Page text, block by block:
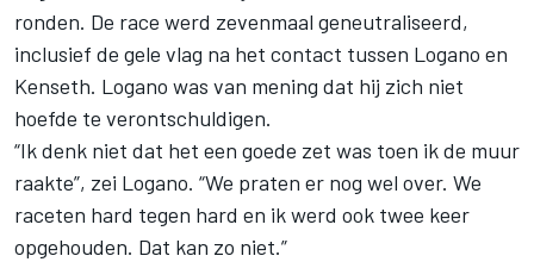
ronden. De race werd zevenmaal geneutraliseerd,
inclusief de gele vlag na het contact tussen Logano en
Kenseth. Logano was van mening dat hij zich niet
hoefde te verontschuldigen.
“Ik denk niet dat het een goede zet was toen ik de muur
raakte”, zei Logano. “We praten er nog wel over. We
raceten hard tegen hard en ik werd ook twee keer
opgehouden. Dat kan zo niet.”